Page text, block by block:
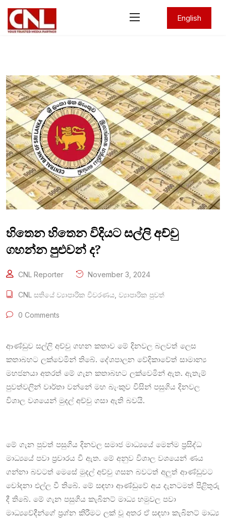
English
හිතෙන හිතෙන විදියට සල්ලි අච්චු
ගහන්න පුළුවන් ද?
CNL Reporter November 3, 2024
CNL සතියේ ව්‍යාපාරික විවරණය ව්‍යාපාරික පුවත්
0 Comments
ආණ්ඩුව සල්ලි අච්චු ගහන කතාව මේ දිනවල බලවත් ලෙස
කතාබහට ලක්වෙමින් තිබේ. දේශපාලන වේදිකාවේත් සාමාන්‍ය
මහජනයා අතරත් මේ ගැන කතාබහට ලක්වෙමින් ඇත. ඇතැම්
පුවත්වලින් වාර්තා වන්නේ මහ බැංකුව විසින් පසුගිය දිනවල
විශාල වශයෙන් මුදල් අච්චු ගසා ඇති බවයි.
මේ ගැන පුවත් පසුගිය දිනවල සමාජ මාධ්‍යයේ මෙන්ම ප්‍රසිද්ධ
මාධ්‍යයේ පවා ප්‍රචාරය වී ඇත. මේ අනුව විශාල වශයෙන් ණය
ගන්නා බවටත් මෙසේ මුදල් අච්චු ගසන බවටත් අලුත් ආණ්ඩුවට
චෝදනා එල්ල වී තිබේ. මේ සඳහා ආණ්ඩුවේ අය දැනටමත් පිළිතුරු
දී තිබේ. මේ ගැන පසුගිය කැබිනට් මාධ්‍ය හමුවල පවා
මාධ්‍යවේදීන්ගේ ප්‍රශ්න කිරීමට ලක් වූ අතර ඒ සඳහා කැබිනට් මාධ්‍ය